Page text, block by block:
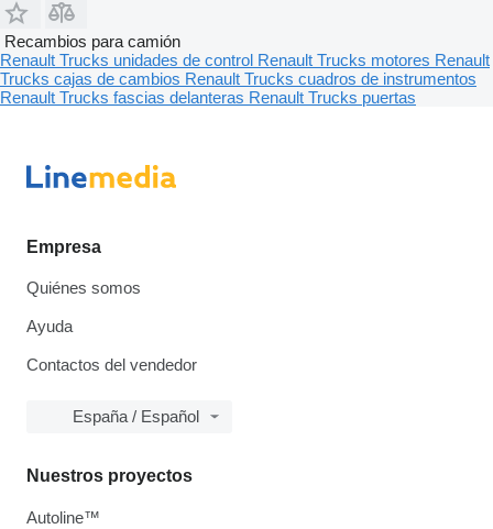
Recambios para camión
Renault Trucks unidades de control Renault Trucks motores Renault
Trucks cajas de cambios Renault Trucks cuadros de instrumentos
Renault Trucks fascias delanteras Renault Trucks puertas
Empresa
Quiénes somos
Ayuda
Contactos del vendedor
España / Español
Nuestros proyectos
Autoline™